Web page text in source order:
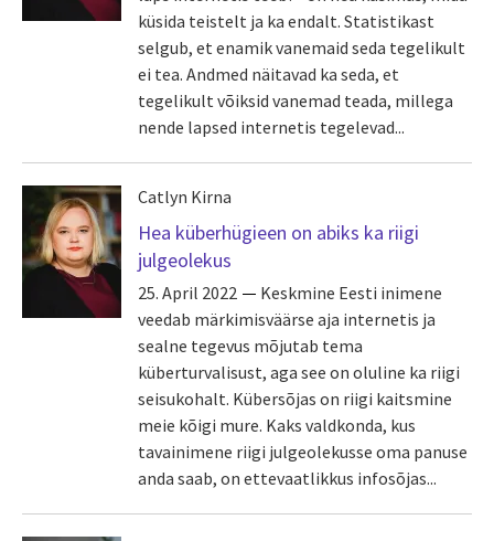
küsida teistelt ja ka endalt. Statistikast
selgub, et enamik vanemaid seda tegelikult
ei tea. Andmed näitavad ka seda, et
tegelikult võiksid vanemad teada, millega
nende lapsed internetis tegelevad...
Catlyn Kirna
Hea küberhügieen on abiks ka riigi
julgeolekus
25. April 2022
Keskmine Eesti inimene
veedab märkimisväärse aja internetis ja
sealne tegevus mõjutab tema
küberturvalisust, aga see on oluline ka riigi
seisukohalt. Kübersõjas on riigi kaitsmine
meie kõigi mure. Kaks valdkonda, kus
tavainimene riigi julgeolekusse oma panuse
anda saab, on ettevaatlikkus infosõjas...